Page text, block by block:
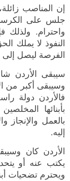
إن المناصب
جلس على
واحترام.
النفوذ لا يملك
الفرصة ليصل إلى
سيبقى الأردن
وسيبقى أكبر من
فالأردن دولة
بأبنائها
بالعمل والإنجاز
إليه.
الأردن كان
يكتب عنه أو
ويحترم تضحيات